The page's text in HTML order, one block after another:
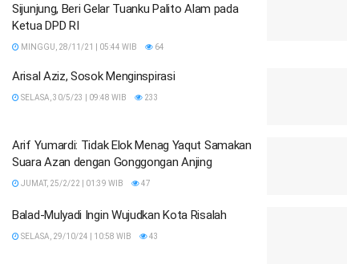
Sijunjung, Beri Gelar Tuanku Palito Alam pada
Ketua DPD RI
MINGGU, 28/11/21 | 05:44 WIB 64
Arisal Aziz, Sosok Menginspirasi
SELASA, 30/5/23 | 09:48 WIB 233
Arif Yumardi: Tidak Elok Menag Yaqut Samakan
Suara Azan dengan Gonggongan Anjing
JUMAT, 25/2/22 | 01:39 WIB 47
Balad-Mulyadi Ingin Wujudkan Kota Risalah
SELASA, 29/10/24 | 10:58 WIB 43